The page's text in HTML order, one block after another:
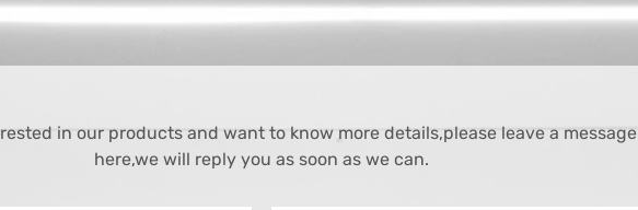
in our products and want to know more details,please leave a message
here,we will reply you as soon as we can.